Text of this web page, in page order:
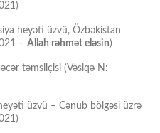
heyəti üzvü, Özbəkistan
– Allah rəhmət eləsin)
təmsilçisi (Vəsiqə N:
üzvü – Cənub bölgəsi üzrə